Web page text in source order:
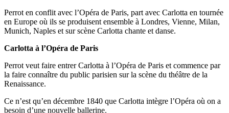
Perrot en conflit avec l’Opéra de Paris, part avec Carlotta en tournée
en Europe où ils se produisent ensemble à Londres, Vienne, Milan,
Munich, Naples et sur scène Carlotta chante et danse.
Carlotta à l’Opéra de Paris
Perrot veut faire entrer Carlotta à l’Opéra de Paris et commence par
la faire connaître du public parisien sur la scène du théâtre de la
Renaissance.
Ce n’est qu’en décembre 1840 que Carlotta intègre l’Opéra où on a
besoin d’une nouvelle ballerine.